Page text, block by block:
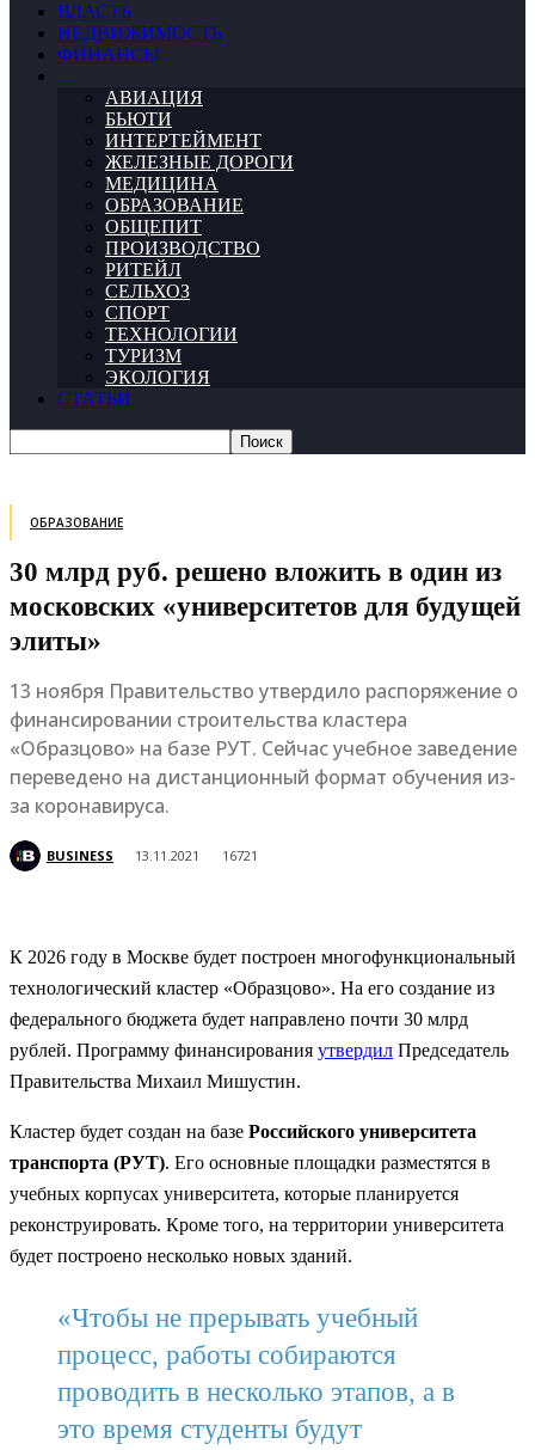
ВЛАСТЬ
НЕДВИЖИМОСТЬ
ФИНАНСЫ
…
АВИАЦИЯ
БЬЮТИ
ИНТЕРТЕЙМЕНТ
ЖЕЛЕЗНЫЕ ДОРОГИ
МЕДИЦИНА
ОБРАЗОВАНИЕ
ОБЩЕПИТ
ПРОИЗВОДСТВО
РИТЕЙЛ
СЕЛЬХОЗ
СПОРТ
ТЕХНОЛОГИИ
ТУРИЗМ
ЭКОЛОГИЯ
СТАТЬИ
ОБРАЗОВАНИЕ
30 млрд руб. решено вложить в один из
московских «университетов для будущей
элиты»
13 ноября Правительство утвердило распоряжение о
финансировании строительства кластера
«Образцово» на базе РУТ. Сейчас учебное заведение
переведено на дистанционный формат обучения из-
за коронавируса.
BUSINESS 13.11.2021 16721
К 2026 году в Москве будет построен многофункциональный
технологический кластер «Образцово». На его создание из
федерального бюджета будет направлено почти 30 млрд
рублей. Программу финансирования утвердил Председатель
Правительства Михаил Мишустин.
Кластер будет создан на базе Российского университета
транспорта (РУТ). Его основные площадки разместятся в
учебных корпусах университета, которые планируется
реконструировать. Кроме того, на территории университета
будет построено несколько новых зданий.
«Чтобы не прерывать учебный
процесс, работы собираются
проводить в несколько этапов, а в
это время студенты будут